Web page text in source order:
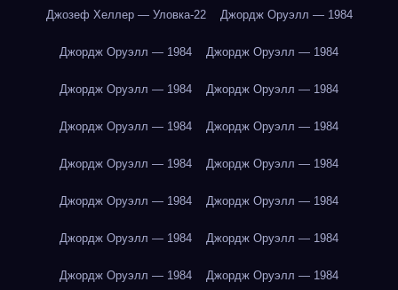
Джозеф Хеллер — Уловка-22 Джордж Оруэлл — 1984
Джордж Оруэлл — 1984 Джордж Оруэлл — 1984
Джордж Оруэлл — 1984 Джордж Оруэлл — 1984
Джордж Оруэлл — 1984 Джордж Оруэлл — 1984
Джордж Оруэлл — 1984 Джордж Оруэлл — 1984
Джордж Оруэлл — 1984 Джордж Оруэлл — 1984
Джордж Оруэлл — 1984 Джордж Оруэлл — 1984
Джордж Оруэлл — 1984 Джордж Оруэлл — 1984